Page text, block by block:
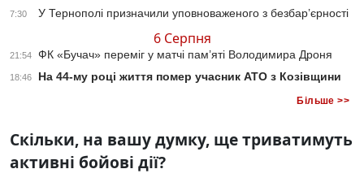
7:30 У Тернополі призначили уповноваженого з безбар’єрності
6 Серпня
21:54 ФК «Бучач» переміг у матчі пам’яті Володимира Дроня
18:46 На 44-му році життя помер учасник АТО з Козівщини
Більше >>
Скільки, на вашу думку, ще триватимуть
активні бойові дії?